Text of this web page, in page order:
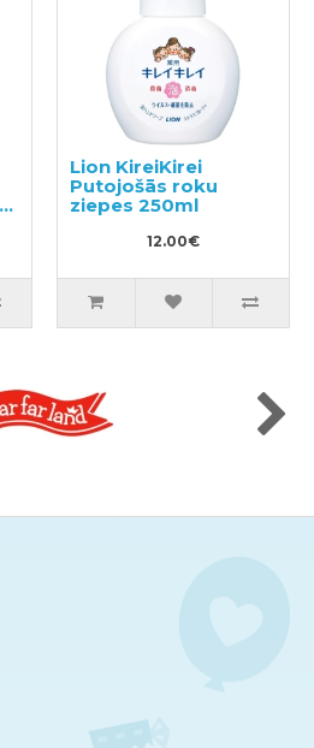
Lion KireiKirei
Putojošās roku
ziepes 250ml
12.00€